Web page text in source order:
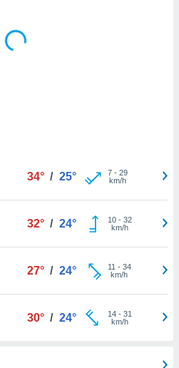
34° / 25° 7- 29
km/h
32° / 24° 10- 32
km/h
27° / 24° 11 - 34
km/h
30° / 24° 14- 31
km/h